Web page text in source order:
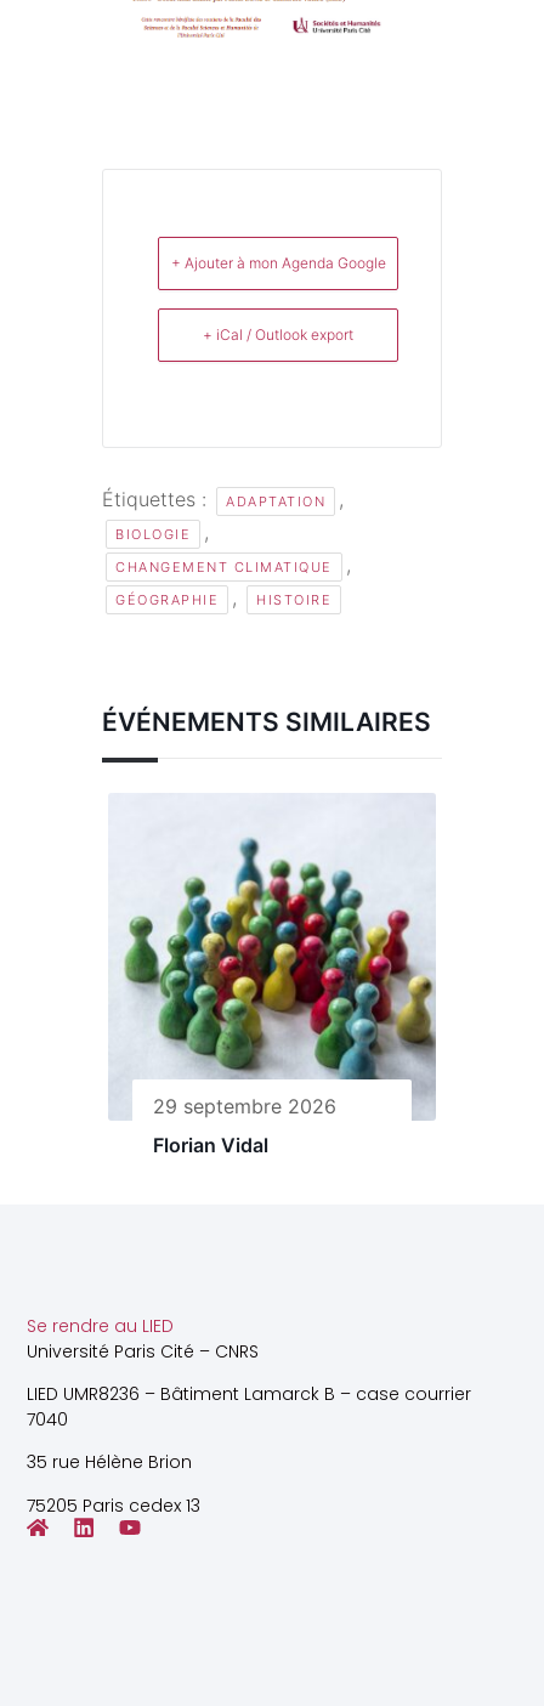
+ Ajouter à mon Agenda Google
+ iCal / Outlook export
Étiquettes : ADAPTATION ,
BIOLOGIE ,
CHANGEMENT CLIMATIQUE ,
GÉOGRAPHIE , HISTOIRE
ÉVÉNEMENTS SIMILAIRES
29 septembre 2026
Florian Vidal
Se rendre au LIED
Université Paris Cité – CNRS
LIED UMR8236 – Bâtiment Lamarck B – case courrier
7040
35 rue Hélène Brion
75205 Paris cedex 13